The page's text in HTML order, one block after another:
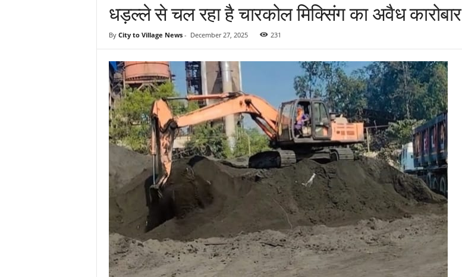
धड़ल्ले से चल रहा है चारकोल मिक्सिंग का अवैध कारोबार
By City to Village News- December 27, 2025 231